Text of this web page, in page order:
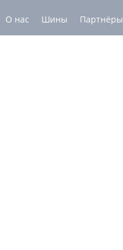
О нас Шины Партнёры